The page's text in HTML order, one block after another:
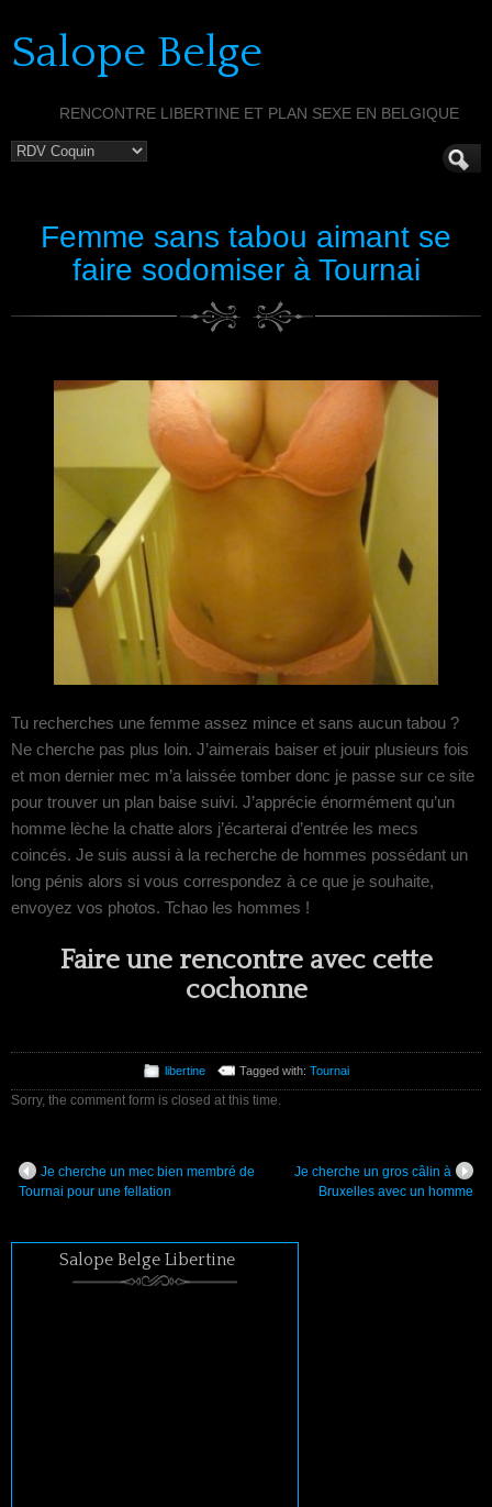
Salope Belge
RENCONTRE LIBERTINE ET PLAN SEXE EN BELGIQUE
Femme sans tabou aimant se
faire sodomiser à Tournai
Tu recherches une femme assez mince et sans aucun tabou ?
Ne cherche pas plus loin. J’aimerais baiser et jouir plusieurs fois
et mon dernier mec m’a laissée tomber donc je passe sur ce site
pour trouver un plan baise suivi. J’apprécie énormément qu’un
homme lèche la chatte alors j’écarterai d’entrée les mecs
coincés. Je suis aussi à la recherche de hommes possédant un
long pénis alors si vous correspondez à ce que je souhaite,
envoyez vos photos. Tchao les hommes !
Faire une rencontre avec cette
cochonne
libertine Tagged with: Tournai
Sorry, the comment form is closed at this time.
Je cherche un mec bien membré de
Tournai pour une fellation
Je cherche un gros câlin à
Bruxelles avec un homme
Salope Belge Libertine